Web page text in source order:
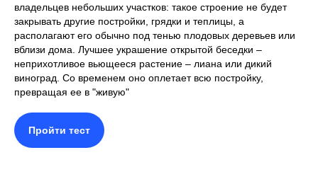
владельцев небольших участков: такое строение не будет
закрывать другие постройки, грядки и теплицы, а
располагают его обычно под тенью плодовых деревьев или
вблизи дома. Лучшее украшение открытой беседки –
неприхотливое вьющееся растение – лиана или дикий
виноград. Со временем оно оплетает всю постройку,
превращая ее в "живую"
Пройти тест